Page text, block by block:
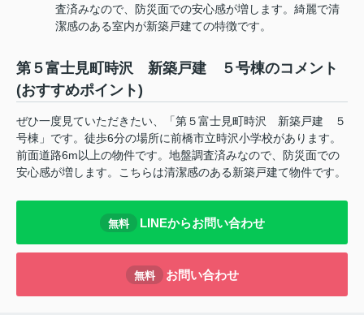
査済みなので、防災面での安心感が増します。綺麗で清
潔感のある室内が新築戸建ての特徴です。
第５富士見町時沢 新築戸建 ５号棟のコメント
(おすすめポイント)
ぜひ一度見ていただきたい、「第５富士見町時沢 新築戸建 ５
号棟」です。徒歩6分の場所に前橋市立時沢小学校があります。
前面道路6m以上の物件です。地盤調査済みなので、防災面での
安心感が増します。こちらは清潔感のある新築戸建て物件です。
無料 LINEからお問い合わせ
無料 お問い合わせ